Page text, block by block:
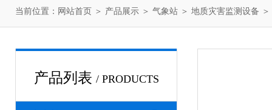
当前位置： 网站首页 ＞ 产品展示 ＞ 气象站 ＞ 地质灾害监测设备
产品列表 / PRODUCTS